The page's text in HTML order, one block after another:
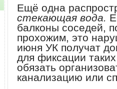
Ещё одна
стекающая вода.
балконы соседей,
прохожим, это
июня УК получат
для фиксации
обязать
канализацию или